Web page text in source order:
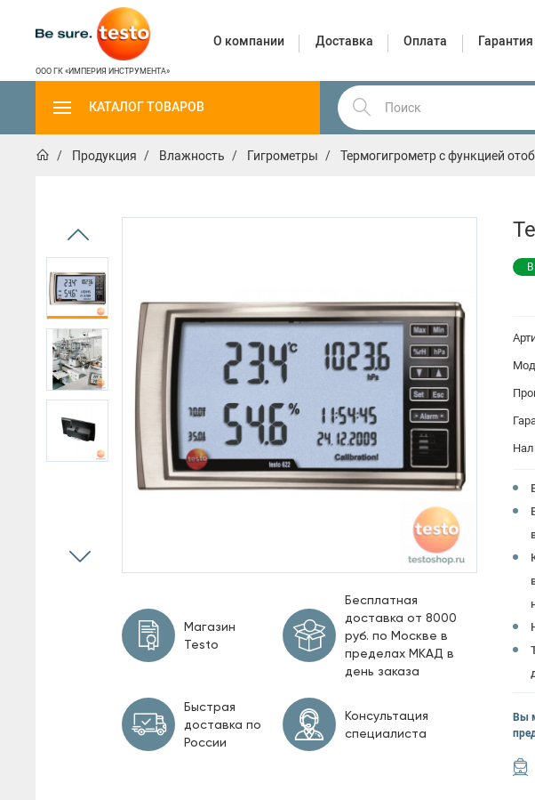
ООО ГК «ИМПЕРИЯ ИНСТРУМЕНТА»
О компании Доставка Оплата
КАТАЛОГ ТОВАРОВ
Газовый
частиц
Влажность
Гигрометры
древесины и строительных материалов
Зонды
Принадлежности
Продукция Влажность Гигрометры Термогигрометр с функцией
Магазин
Testo
Бесплатная
доставка от 8000
руб. по Москве в
пределах МКАД в
день заказа
Быстрая
доставка по
России
Консультация
специалиста
Вы